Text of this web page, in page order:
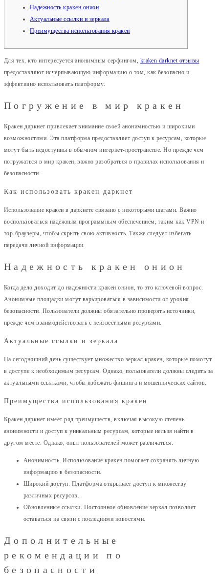
Надежность кракен онион
Актуальные ссылки и зеркала
Преимущества использования кракен
Для тех, кто интересуется анонимным серфингом, kraken darknet отзывы
предоставляют исчерпывающую информацию о том, как безопасно и
эффективно использовать платформу.
Погружение в мир кракен
Кракен даркнет привлекает внимание своей анонимностью и широкими
возможностями. Эта платформа предоставляет доступ к ресурсам, которые
могут быть недоступны в обычном интернет-пространстве. Но прежде чем
погружаться в мир кракен, важно разобраться в правилах использования и
безопасности.
Как использовать кракен даркнет
Использование кракен в даркнете связано с некоторыми шагами. Важно
воспользоваться надёжным программным обеспечением, таким как VPN и
тор-браузеры, чтобы скрыть свою активность. Также следует избегать
передачи личной информации.
Надежность кракен онион
Когда дело доходит до надежности кракен онион, то это ключевой вопрос.
Анонимные площадки могут варьироваться в зависимости от уровня
безопасности. Пользователи должны обязательно проверять источники,
прежде чем взаимодействовать с неизвестными ресурсами.
Актуальные ссылки и зеркала
На сегодняшний день существует множество зеркал кракен, которые помогут
в доступе к необходимым ресурсам. Однако, пользователи должны следить за
актуальными ссылками, чтобы избежать фишинга и мошеннических сайтов.
Преимущества использования кракен
Кракен даркнет имеет ряд преимуществ, включая высокую степень
анонимности и доступ к уникальным ресурсам, которые нельзя найти в
другом месте. Однако, опыт пользователей может различаться.
Анонимность. Использование кракен помогает сохранять личную
информацию в безопасности.
Широкий доступ. Платформа открывает доступ к множеству
различных ресурсов.
Обновленные ссылки. Постоянное обновление зеркал позволяет
оставаться на связи с последними новостями.
Дополнительные
рекомендации по
безопасности